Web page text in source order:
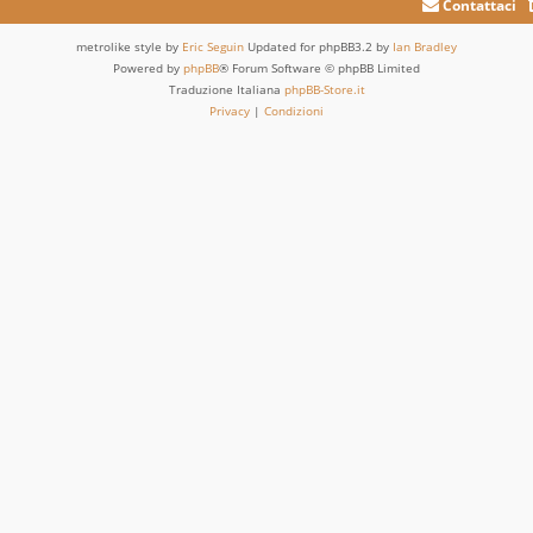
Contattaci
metrolike style by Eric Seguin Updated for phpBB3.2 by Ian Bradley
Powered by phpBB® Forum Software © phpBB Limited
Traduzione Italiana phpBB-Store.it
Privacy | Condizioni